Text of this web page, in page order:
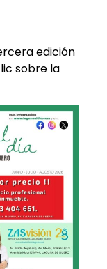
edición
sobre la